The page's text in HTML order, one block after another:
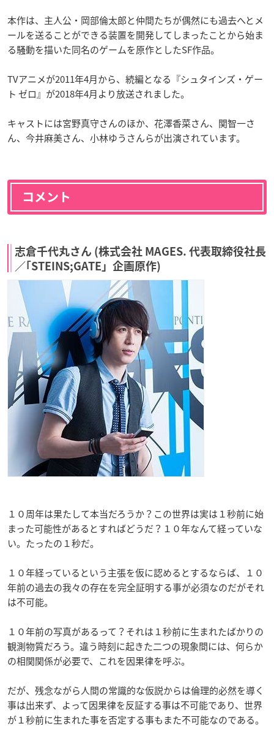
本作は、主人公・岡部倫太郎と仲間たちが偶然にも過去へとメ
ールを送ることができる装置を開発してしまったことから始ま
る騒動を描いた同名のゲームを原作としたSF作品。
TVアニメが2011年4月から、続編となる『シュタインズ・ゲー
ト ゼロ』が2018年4月より放送されました。
キャストには宮野真守さんのほか、花澤香菜さん、関智一さ
ん、今井麻美さん、小林ゆうさんらが出演されています。
コメント
志倉千代丸さん (株式会社 MAGES. 代表取締役社長
／｢STEINS;GATE」企画原作)
１０周年は果たして本当だろうか？この世界は実は１秒前に始
まった可能性があるとすればどうだ？１０年なんて経っていな
い。たったの１秒だ。
１０年経っているという主張を仮に認めるとするならば、１０
年前の過去の我々の存在を完全証明する事が必須なのだがそれ
は不可能。
１０年前の写真があるって？それは１秒前に生まれたばかりの
観測物質だろう。違う時刻に起きた二つの現象間には、何らか
の相関関係が必要で、これを因果律を呼ぶ。
だが、残念ながら人間の常識的な仮説からは倫理的必然を導く
事は出来ず、よって因果律を反証する事は不可能であり、世界
が１秒前に生まれた事を否定する事もまた不可能なのである。